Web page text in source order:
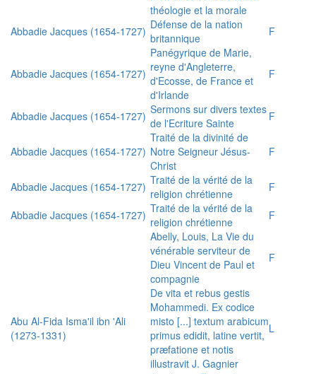
théologie et la morale
Abbadie Jacques (1654-1727) Défense de la nation
britannique
F
Abbadie Jacques (1654-1727)
Panégyrique de Marie,
reyne d'Angleterre,
d'Ecosse, de France et
d'Irlande
F
Abbadie Jacques (1654-1727) Sermons sur divers textes
de l'Ecriture Sainte
F
Abbadie Jacques (1654-1727)
Traité de la divinité de
Notre Seigneur Jésus-
Christ
F
Abbadie Jacques (1654-1727) Traité de la vérité de la
religion chrétienne
F
Abbadie Jacques (1654-1727) Traité de la vérité de la
religion chrétienne
F
Abelly, Louis, La Vie du
vénérable serviteur de
Dieu Vincent de Paul et
compagnie
F
Abu Al-Fida Isma'il ibn 'Ali
(1273-1331)
De vita et rebus gestis
Mohammedi. Ex codice
misto [...] textum arabicum
primus edidit, latine vertit,
præfatione et notis
illustravit J. Gagnier
L